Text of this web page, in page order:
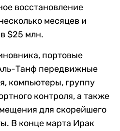
восстановление
месяцев и
$25 млн.
портовые
Танф передвижные
компьютеры, группу
контроля, а также
для скорейшего
В конце марта Ирак